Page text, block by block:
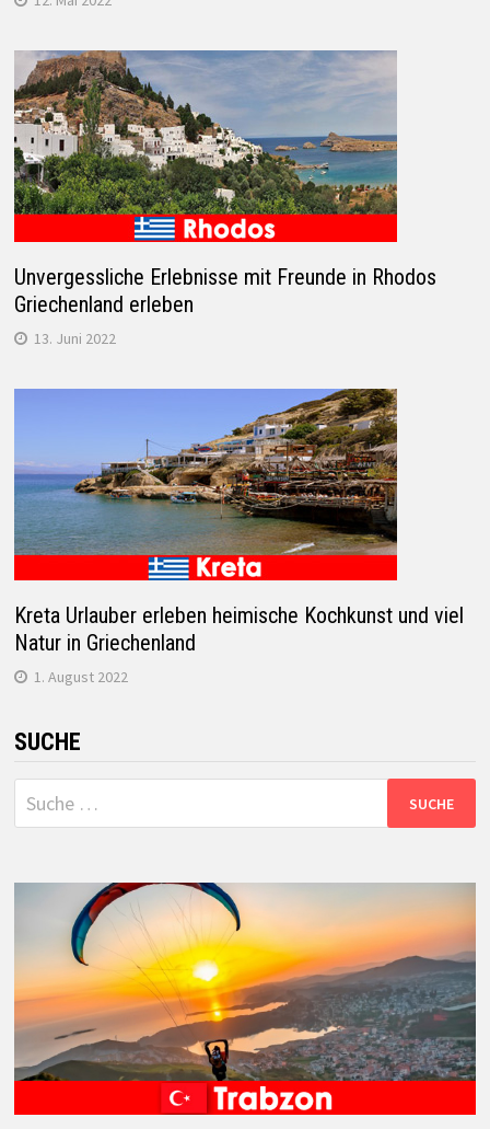
Unvergessliche Erlebnisse mit Freunde in Rhodos
Griechenland erleben
13. Juni 2022
Kreta Urlauber erleben heimische Kochkunst und viel
Natur in Griechenland
1. August 2022
SUCHE
Suche
nach: